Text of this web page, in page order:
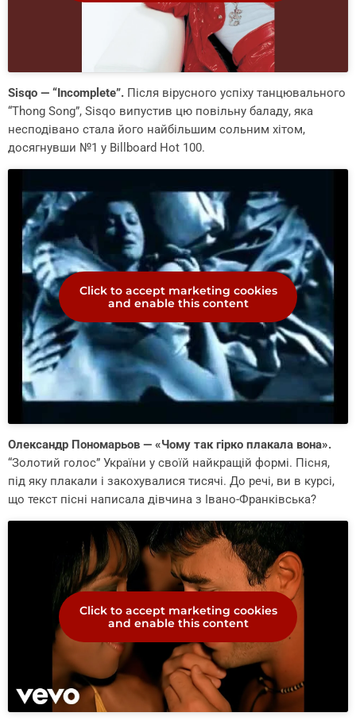
Sisqo — “Incomplete”. Після вірусного успіху танцювального
“Thong Song”, Sisqo випустив цю повільну баладу, яка
несподівано стала його найбільшим сольним хітом,
досягнувши №1 у Billboard Hot 100.
Click to accept marketing cookies
and enable this content
Олександр Пономарьов — «Чому так гірко плакала вона».
“Золотий голос” України у своїй найкращій формі. Пісня,
під яку плакали і закохувалися тисячі. До речі, ви в курсі,
що текст пісні написала дівчина з Івано-Франківська?
Click to accept marketing cookies
and enable this content